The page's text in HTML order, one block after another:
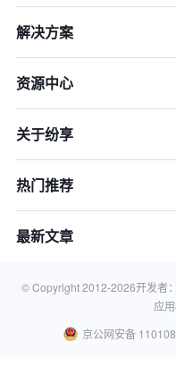
解决方案
资源中心
关于纷享
热门推荐
最新文章
© Copyright 2012-2026开发者
应
京公网安备